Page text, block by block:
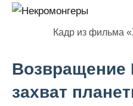
Кадр из фильма
Возвращение
захват